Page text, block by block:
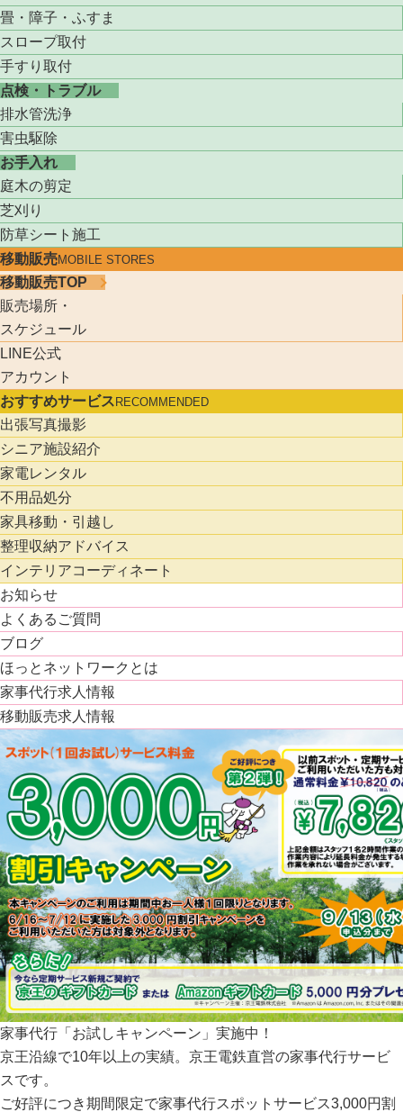
畳・障子・ふすま
スロープ取付
手すり取付
点検・トラブル
排水管洗浄
害虫駆除
お手入れ
庭木の剪定
芝刈り
防草シート施工
移動販売MOBILE STORES
移動販売TOP
販売場所・
スケジュール
LINE公式
アカウント
おすすめサービス RECOMMENDED
出張写真撮影
シニア施設紹介
家電レンタル
不用品処分
家具移動・引越し
整理収納アドバイス
インテリアコーディネート
お知らせ
よくあるご質問
ブログ
ほっとネットワークとは
家事代行求人情報
移動販売求人情報
家事代行「お試しキャンペーン」実施中！
京王沿線で10年以上の実績。京王電鉄直営の家事代行サービ
スです。
ご好評につき期間限定で家事代行スポットサービス3,000円割